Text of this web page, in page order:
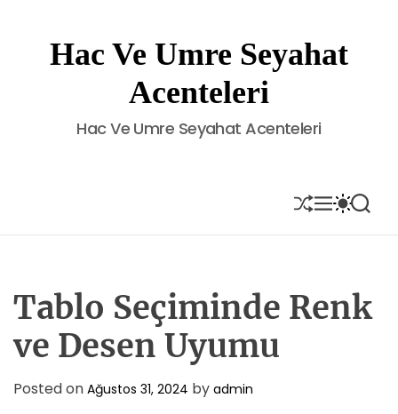
Hac Ve Umre Seyahat
Acenteleri
Hac Ve Umre Seyahat Acenteleri
S
H
U
E
M
E
N
S
W
I
C
O
S
E
A
Tablo Seçiminde Renk
ve Desen Uyumu
Posted on Ağustos 31, 2024 by admin